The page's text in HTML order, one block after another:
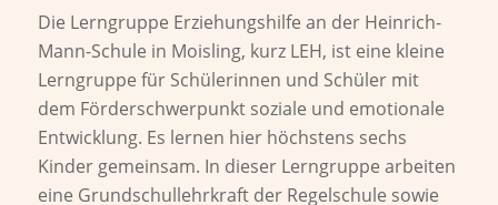
Die Lerngruppe Erziehungshilfe an der Heinrich-
Mann-Schule in Moisling, kurz LEH, ist eine kleine
Lerngruppe für Schülerinnen und Schüler mit
dem Förderschwerpunkt soziale und emotionale
Entwicklung. Es lernen hier höchstens sechs
Kinder gemeinsam. In dieser Lerngruppe arbeiten
eine Grundschullehrkraft der Regelschule sowie